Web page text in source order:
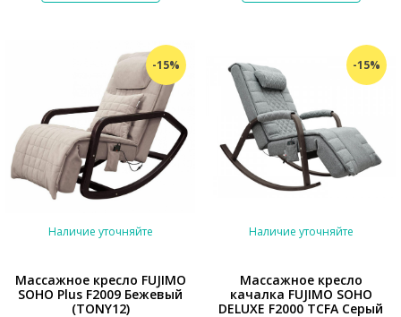
-15%
*}
Наличие уточняйте
Массажное кресло FUJIMO
SOHO Plus F2009 Бежевый
(TONY12)
-15%
*}
Наличие уточняйте
Массажное кресло
качалка FUJIMO SOHO
DELUXE F2000 TCFA Серый